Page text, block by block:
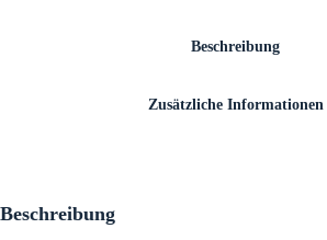
Beschreibung
Zusätzliche Informationen
Beschreibung